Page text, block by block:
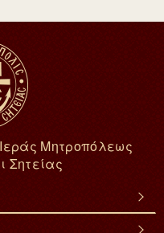
Μητροπόλεως
Σητείας